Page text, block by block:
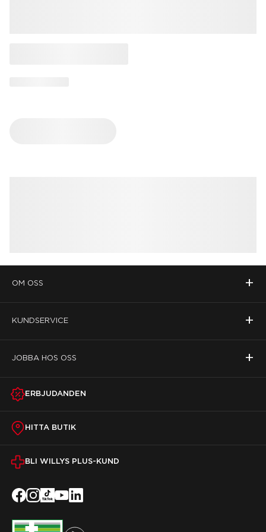
OM OSS +
KUNDSERVICE +
JOBBA HOS OSS +
ERBJUDANDEN
HITTA BUTIK
BLI WILLYS PLUS-KUND